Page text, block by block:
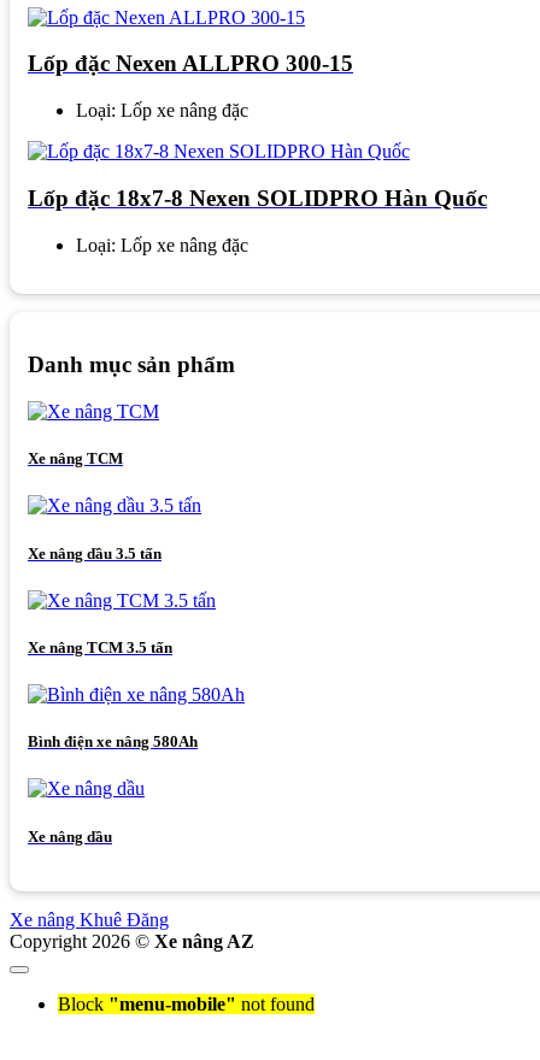
Lốp đặc Nexen ALLPRO 300-15
Loại: Lốp xe nâng đặc
Lốp đặc 18x7-8 Nexen SOLIDPRO Hàn Quốc
Loại: Lốp xe nâng đặc
Danh mục sản phẩm
Xe nâng TCM
Xe nâng dầu 3.5 tấn
Xe nâng TCM 3.5 tấn
Bình điện xe nâng 580Ah
Xe nâng dầu
Xe nâng Khuê Đăng
Copyright 2026 © Xe nâng AZ
Block "menu-mobile" not found